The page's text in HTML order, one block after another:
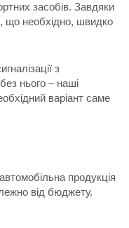
засобів. Завдяки
що необхідно, швидко
з
нього – наші
варіант саме
продукція
від бюджету.